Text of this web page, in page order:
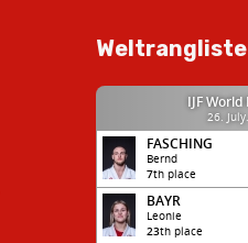
Weltrangliste